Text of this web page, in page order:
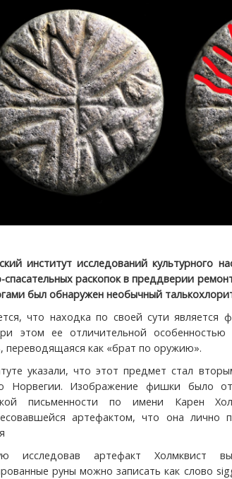
институт исследований культурного
спасательных раскопок в преддверии
был обнаружен необычный
что находка по своей сути является
этом ее отличительной особенностью
переводящаяся как «брат по оружию».
указали, что этот предмет стал
Норвегии. Изображение фишки было
письменности по имени Карен
артефактом, что она
исследовав артефакт Холмквист
руны можно записать как слово